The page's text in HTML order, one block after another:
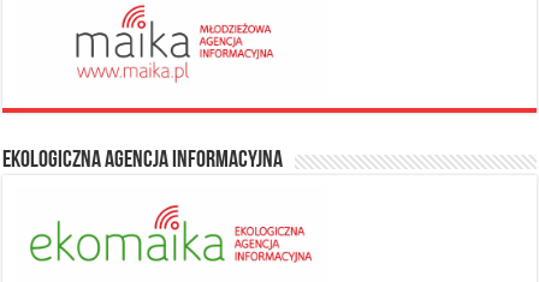
Ekologiczna Agencja Informacyjna